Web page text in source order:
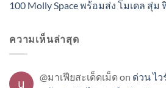
100 Molly Space พร้อมส่ง โมเดล สุ่ม
ความเห็นล่าสุด
@มาเฟียสะเด็ดเม็ด on ด่วน ไว